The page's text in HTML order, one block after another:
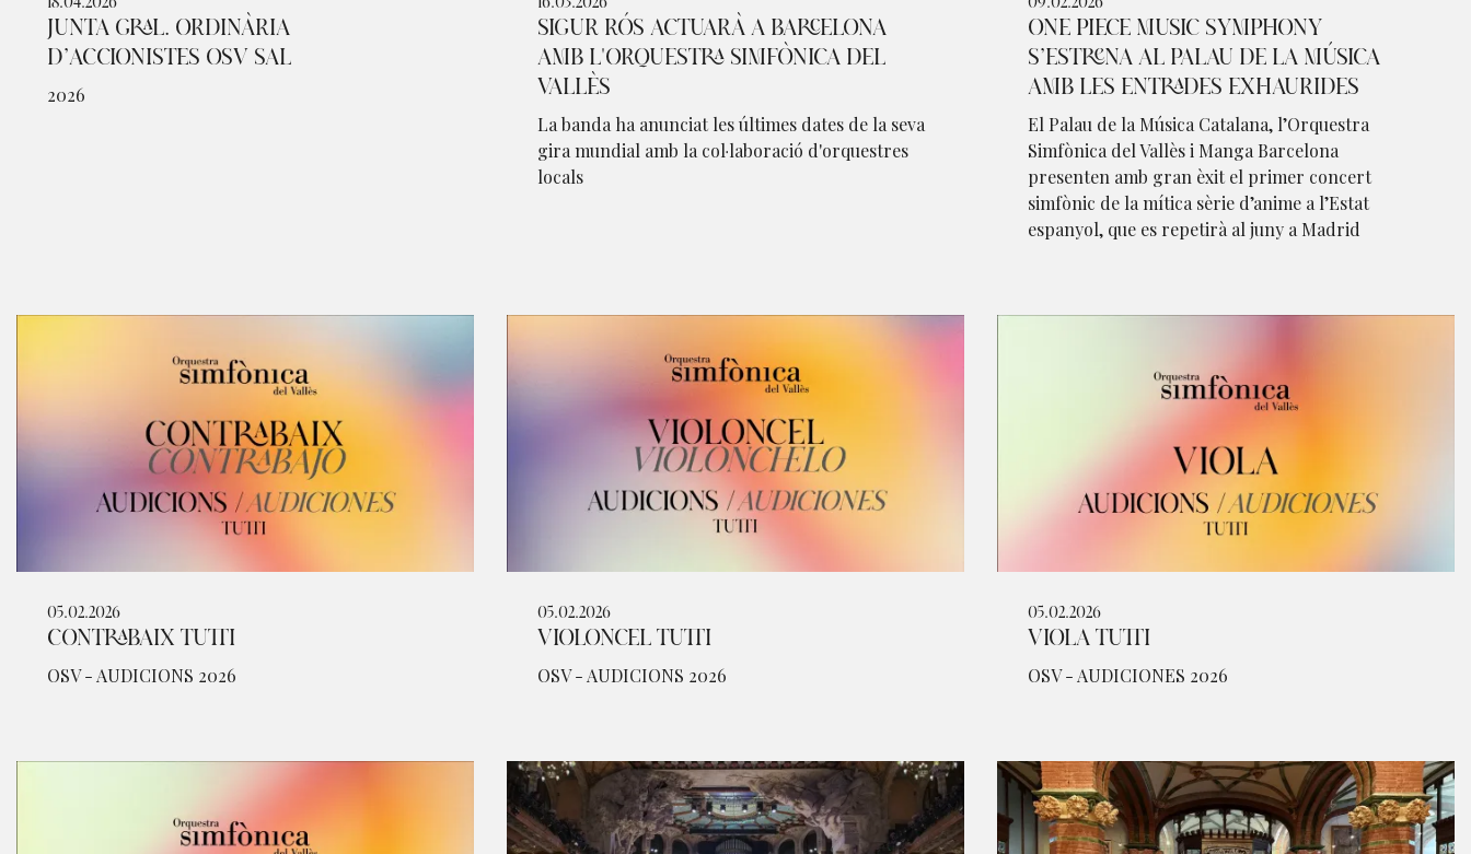
JUNTA GRAL. ORDINÀRIA
D’ACCIONISTES OSV SAL
2026
SIGUR RÓS ACTUARÀ A BARCELONA
AMB L'ORQUESTRA SIMFÒNICA DEL
VALLÈS
La banda ha anunciat les últimes dates de la seva
gira mundial amb la col·laboració d'orquestres
locals
ONE PIECE MUSIC SYMPHONY
S’ESTRENA AL PALAU DE LA MÚSICA
AMB LES ENTRADES EXHAURIDES
El Palau de la Música Catalana, l’Orquestra
Simfònica del Vallès i Manga Barcelona
presenten amb gran èxit el primer concert
simfònic de la mítica sèrie d’anime a l’Estat
espanyol, que es repetirà al juny a Madrid
05.02.2026
CONTRABAIX TUTTI
OSV - AUDICIONS 2026
05.02.2026
VIOLONCEL TUTTI
OSV - AUDICIONS 2026
05.02.2026
VIOLA TUTTI
OSV - AUDICIONES 2026